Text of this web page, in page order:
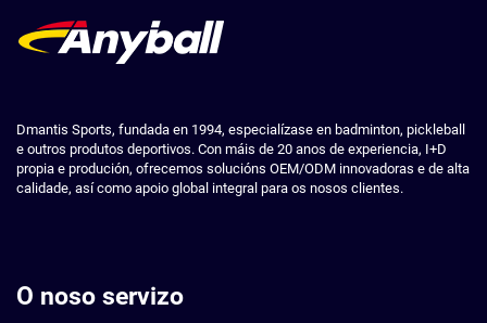
Dmantis Sports, fundada en 1994, especialízase en badminton, pickleball
e outros produtos deportivos. Con máis de 20 anos de experiencia, I+D
propia e produción, ofrecemos solucións OEM/ODM innovadoras e de alta
calidade, así como apoio global integral para os nosos clientes.
O noso servizo